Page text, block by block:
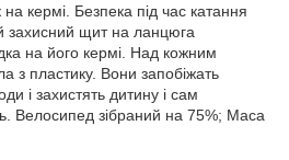
кермі. Безпека під час катання
захисний щит на ланцюга
на його кермі. Над кожним
з пластику. Вони запобіжать
і захистять дитину і сам
Велосипед зібраний на 75%; Маса